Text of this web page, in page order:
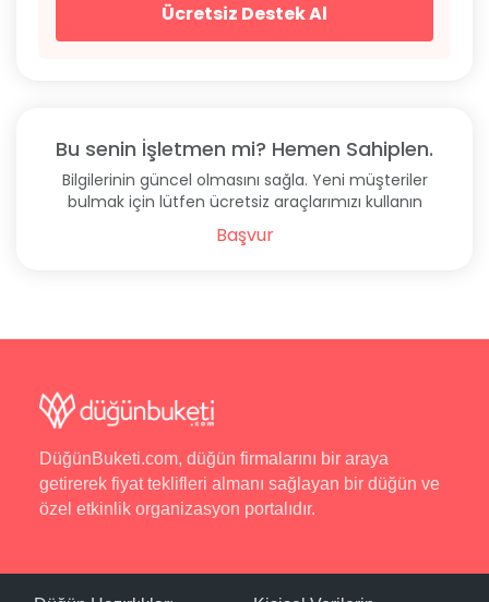
Ücretsiz Destek Al
Bu senin İşletmen mi? Hemen Sahiplen.
Bilgilerinin güncel olmasını sağla. Yeni müşteriler
bulmak için lütfen ücretsiz araçlarımızı kullanın
Başvur
DüğünBuketi.com, düğün firmalarını bir araya
getirerek fiyat teklifleri almanı sağlayan bir düğün ve
özel etkinlik organizasyon portalıdır.